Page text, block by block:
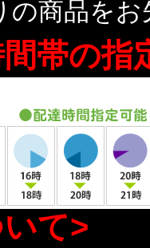
の商品を
帯の指
て>